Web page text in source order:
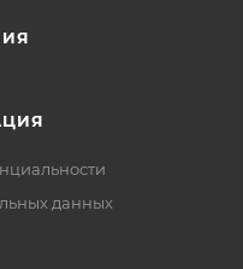
данных